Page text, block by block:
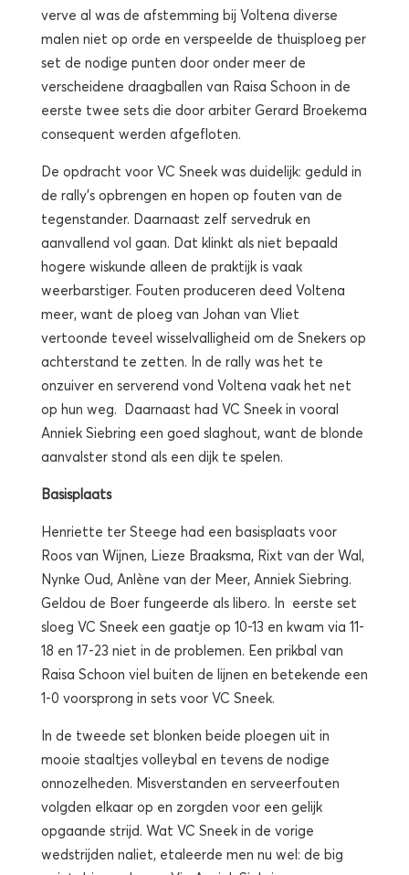
verve al was de afstemming bij Voltena diverse
malen niet op orde en verspeelde de thuisploeg per
set de nodige punten door onder meer de
verscheidene draagballen van Raisa Schoon in de
eerste twee sets die door arbiter Gerard Broekema
consequent werden afgefloten.
De opdracht voor VC Sneek was duidelijk: geduld in
de rally’s opbrengen en hopen op fouten van de
tegenstander. Daarnaast zelf servedruk en
aanvallend vol gaan. Dat klinkt als niet bepaald
hogere wiskunde alleen de praktijk is vaak
weerbarstiger. Fouten produceren deed Voltena
meer, want de ploeg van Johan van Vliet
vertoonde teveel wisselvalligheid om de Snekers op
achterstand te zetten. In de rally was het te
onzuiver en serverend vond Voltena vaak het net
op hun weg. Daarnaast had VC Sneek in vooral
Anniek Siebring een goed slaghout, want de blonde
aanvalster stond als een dijk te spelen.
Basisplaats
Henriette ter Steege had een basisplaats voor
Roos van Wijnen, Lieze Braaksma, Rixt van der Wal,
Nynke Oud, Anlène van der Meer, Anniek Siebring.
Geldou de Boer fungeerde als libero. In eerste set
sloeg VC Sneek een gaatje op 10-13 en kwam via 11-
18 en 17-23 niet in de problemen. Een prikbal van
Raisa Schoon viel buiten de lijnen en betekende een
1-0 voorsprong in sets voor VC Sneek.
In de tweede set blonken beide ploegen uit in
mooie staaltjes volleybal en tevens de nodige
onnozelheden. Misverstanden en serveerfouten
volgden elkaar op en zorgden voor een gelijk
opgaande strijd. Wat VC Sneek in de vorige
wedstrijden naliet, etaleerde men nu wel: de big